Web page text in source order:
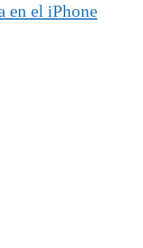
en el iPhone